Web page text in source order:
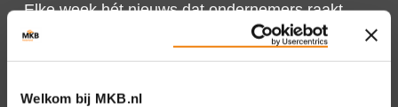
Welkom bij MKB.nl
Elke week hét nieuws dat ondernemers raakt.
Schrijf je nu in voor de MKB-Nederland
nieuwsbrief.
Schrijf je in